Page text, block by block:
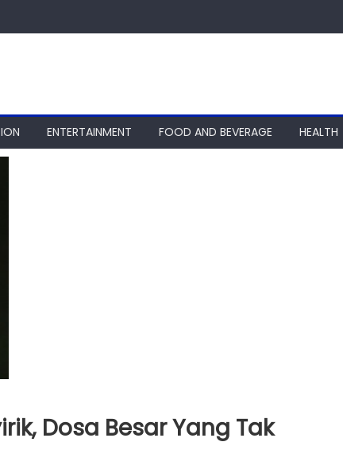
ENTERTAINMENT FOOD AND BEVERAGE HEALTH
Dosa Besar Yang Tak